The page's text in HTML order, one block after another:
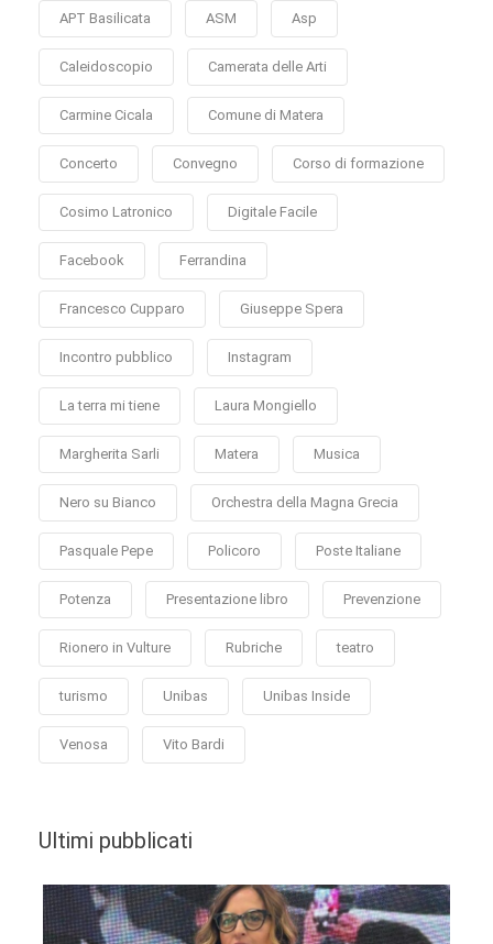
APT Basilicata ASM Asp
Caleidoscopio Camerata delle Arti
Carmine Cicala Comune di Matera
Concerto Convegno Corso di formazione
Cosimo Latronico Digitale Facile
Facebook Ferrandina
Francesco Cupparo Giuseppe Spera
Incontro pubblico Instagram
La terra mi tiene Laura Mongiello
Margherita Sarli Matera Musica
Nero su Bianco Orchestra della Magna Grecia
Pasquale Pepe Policoro Poste Italiane
Potenza Presentazione libro Prevenzione
Rionero in Vulture Rubriche teatro
turismo Unibas Unibas Inside
Venosa Vito Bardi
Ultimi pubblicati